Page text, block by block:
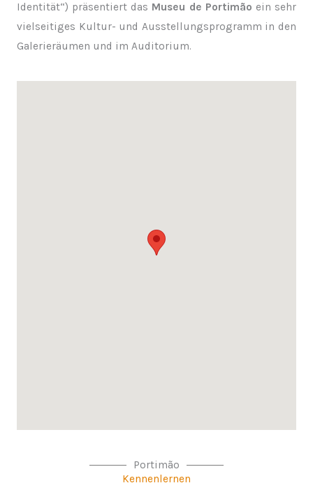
Identität“) präsentiert das Museu de Portimão ein sehr
vielseitiges Kultur- und Ausstellungsprogramm in den
Galerieräumen und im Auditorium.
Portimão
Kennenlernen